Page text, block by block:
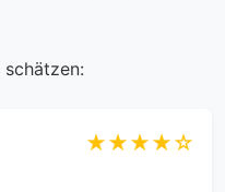
schätzen:
★★★★☆